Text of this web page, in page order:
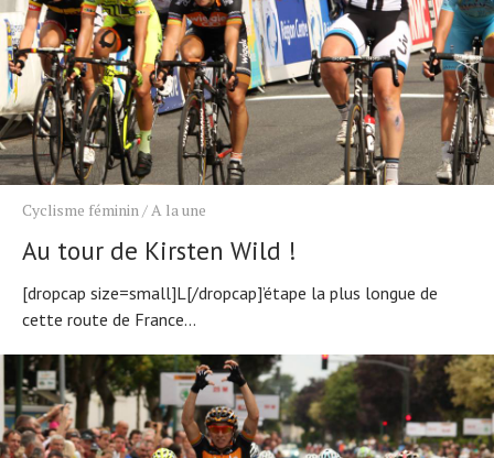
Cyclisme féminin/A la une
Au tour de Kirsten Wild !
[dropcap size=small]L[/dropcap]’étape la plus longue de
cette route de France...